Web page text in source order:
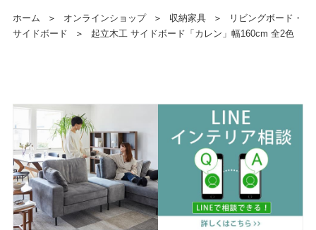
ホーム ＞ オンラインショップ ＞ 収納家具 ＞
リビングボード・
サイドボード
＞ 起立木工 サイドボード「カレン」幅160cm 全2色